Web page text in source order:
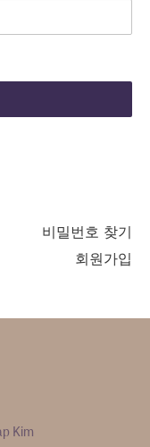
비밀번호 찾기
회원가입
Kim